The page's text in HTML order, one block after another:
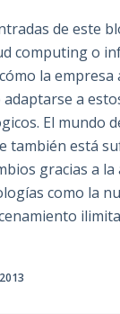
de este
computing o
la empresa
a
El mundo
también está
gracias a
como la